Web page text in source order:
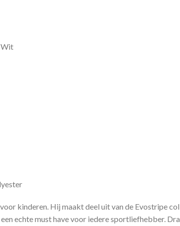
Wit
kinderen. Hij maakt deel uit van de Evostripe
echte must have voor iedere sportliefhebber.